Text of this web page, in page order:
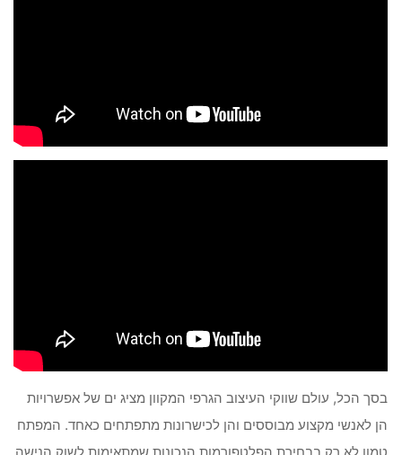
בסך הכל, עולם שווקי העיצוב הגרפי המקוון מציג ים של אפשרויות
הן לאנשי מקצוע מבוססים והן לכישרונות מתפתחים כאחד. המפתח